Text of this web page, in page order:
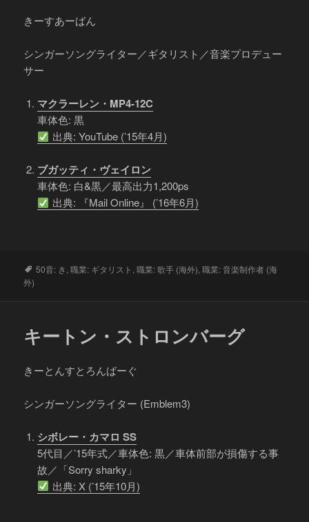
きーすあーばん
シンガーソングライター／ギタリスト／音楽プロデュー
サー
マクラーレン・MP4-12C
車体色: 黒
出典: YouTube (’15年4月)
ブガッティ・ヴェイロン
車体色: 白&黒／最高出力1,200ps
出典: 『Mail Online』 (’16年6月)
タ
50音: き,職業: ギタリスト ,職業: 歌手 (海外),職業: 音楽制作者 (海
外)
キートン・ストロンバーグ
きーとんすとろんばーぐ
シンガーソングライター (Emblem3)
シボレー・カマロ SS
5代目／’15年式／車体色: 黒／車体前部が損傷する事
故／「Sorry sharky」
出典: X (’15年10月)